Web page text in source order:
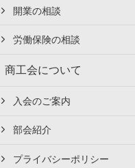
開業の相談
労働保険の相談
商工会について
入会のご案内
部会紹介
プライバシーポリシー